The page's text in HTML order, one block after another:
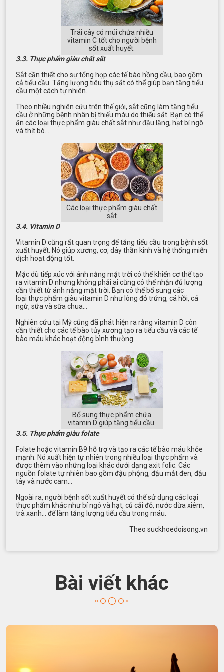
Trái cây có múi chứa nhiều
vitamin C tốt cho người bệnh
sốt xuất huyết.
3.3. Thực phẩm giàu chất sắt
Sắt cần thiết cho sự tổng hợp các tế bào hồng cầu, bao gồm
cả tiểu cầu. Tăng lượng tiêu thụ sắt có thể giúp bạn tăng tiểu
cầu một cách tự nhiên.
Theo nhiều nghiên cứu trên thế giới, sắt cũng làm tăng tiểu
cầu ở những bệnh nhân bị thiếu máu do thiếu sắt. Bạn có thể
ăn các loại thực phẩm giàu chất sắt như đậu lăng, hạt bí ngô
và thịt bò…
Các loại thực phẩm giàu chất
sắt
3.4. Vitamin D
Vitamin D cũng rất quan trọng để tăng tiểu cầu trong bệnh sốt
xuất huyết. Nó giúp xương, cơ, dây thần kinh và hệ thống miễn
dịch hoạt động tốt.
Mặc dù tiếp xúc với ánh nắng mặt trời có thể khiến cơ thể tạo
ra vitamin D nhưng không phải ai cũng có thể nhận đủ lượng
cần thiết từ ánh nắng mặt trời. Bạn có thể bổ sung các
loại thực phẩm giàu vitamin D như lòng đỏ trứng, cá hồi, cá
ngừ, sữa và sữa chua…
Nghiên cứu tại Mỹ cũng đã phát hiện ra rằng vitamin D còn
cần thiết cho các tế bào tủy xương tạo ra tiểu cầu và các tế
bào máu khác hoạt động bình thường.
Bổ sung thực phẩm chứa
vitamin D giúp tăng tiểu cầu.
3.5. Thực phẩm giàu folate
Folate hoặc vitamin B9 hỗ trợ và tạo ra các tế bào máu khỏe
mạnh. Nó xuất hiện tự nhiên trong nhiều loại thực phẩm và
được thêm vào những loại khác dưới dạng axit folic. Các
nguồn folate tự nhiên bao gồm đậu phộng, đậu mắt đen, đậu
tây và nước cam…
Ngoài ra, người bệnh sốt xuất huyết có thể sử dụng các loại
thực phẩm khác như bí ngô và hạt, củ cải đỏ, nước dừa xiêm,
trà xanh… để làm tăng lượng tiểu cầu trong máu.
Theo suckhoedoisong.vn
Bài viết khác